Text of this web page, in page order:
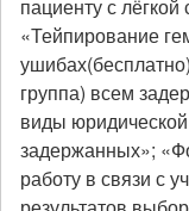
пациенту с
«Тейпирование
группа) всем
виды
задержанных»;
работу в связи с